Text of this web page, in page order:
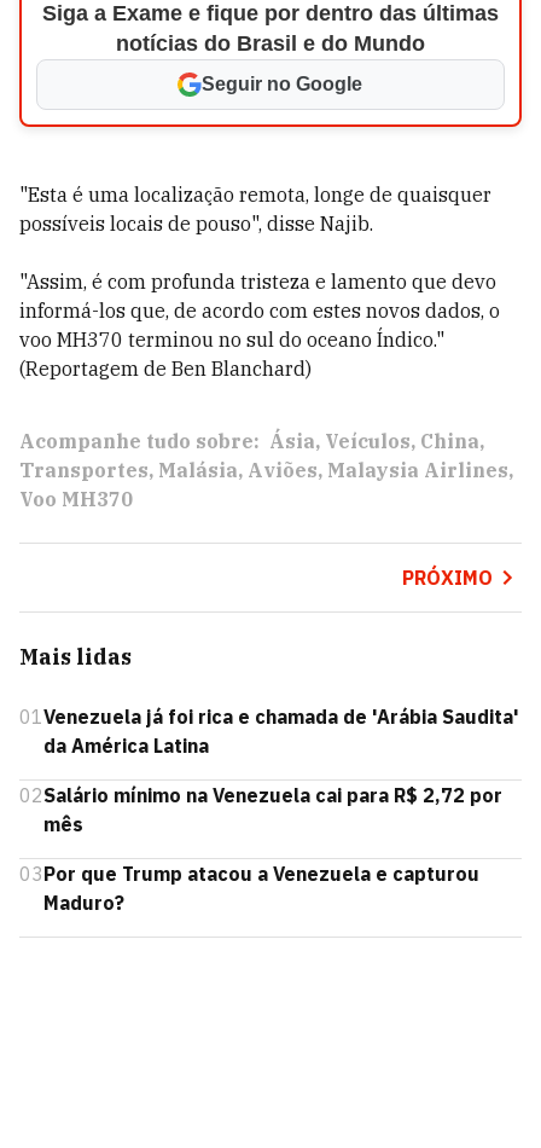
Siga a Exame e fique por dentro das últimas
notícias do Brasil e do Mundo
Seguir no Google
"Esta é uma localização remota, longe de quaisquer
possíveis locais de pouso", disse Najib.
"Assim, é com profunda tristeza e lamento que devo
informá-los que, de acordo com estes novos dados, o
voo MH370 terminou no sul do oceano Índico."
(Reportagem de Ben Blanchard)
Acompanhe tudo sobre: Ásia Veículos China
Transportes Malásia Aviões Malaysia Airlines
Voo MH370
PRÓXIMO
Mais lidas
01Venezuela já foi rica e chamada de 'Arábia Saudita'
da América Latina
02Salário mínimo na Venezuela cai para R$ 2,72 por
mês
03Por que Trump atacou a Venezuela e capturou
Maduro?